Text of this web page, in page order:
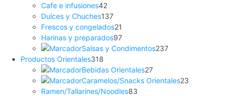
Cafe e infusiones42
Dulces y Chuches137
Frescos y congelados21
Harinas y preparados97
Salsas y Condimentos237
Productos Orientales318
Bebidas Orientales27
Caramelos/Snacks Orientales23
Ramen/Tallarines/Noodles83